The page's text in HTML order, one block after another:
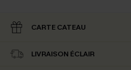
CARTE CATEAU
LIVRAISON ÉCLAIR